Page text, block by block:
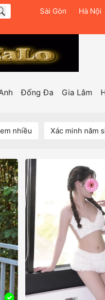
Sài Gòn Hà Nội
Đống Đa Gia Lâm
nhiều Xác minh năm